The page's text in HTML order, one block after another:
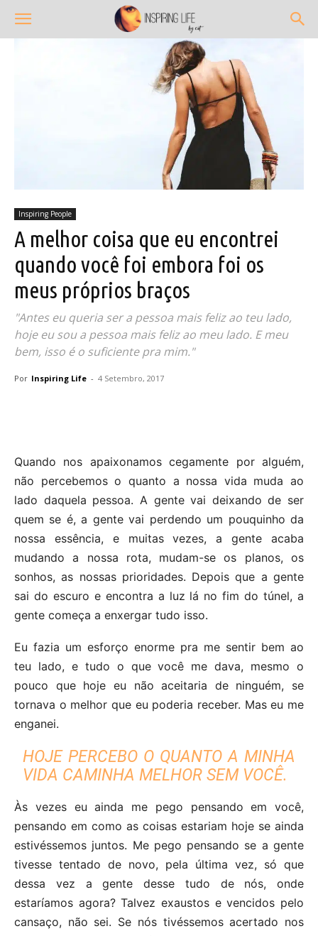
Inspiring People
A melhor coisa que eu encontrei
quando você foi embora foi os
meus próprios braços
"Antes eu queria ser a pessoa mais feliz ao teu lado,
hoje eu sou a pessoa mais feliz ao meu lado. E meu
bem, isso é o suficiente pra mim."
Por Inspiring Life - 4 Setembro, 2017
Quando nos apaixonamos cegamente por alguém,
não percebemos o quanto a nossa vida muda ao
lado daquela pessoa. A gente vai deixando de ser
quem se é, a gente vai perdendo um pouquinho da
nossa essência, e muitas vezes, a gente acaba
mudando a nossa rota, mudam-se os planos, os
sonhos, as nossas prioridades. Depois que a gente
sai do escuro e encontra a luz lá no fim do túnel, a
gente começa a enxergar tudo isso.
Eu fazia um esforço enorme pra me sentir bem ao
teu lado, e tudo o que você me dava, mesmo o
pouco que hoje eu não aceitaria de ninguém, se
tornava o melhor que eu poderia receber. Mas eu me
enganei.
HOJE PERCEBO O QUANTO A MINHA
VIDA CAMINHA MELHOR SEM VOCÊ.
Às vezes eu ainda me pego pensando em você,
pensando em como as coisas estariam hoje se ainda
estivéssemos juntos. Me pego pensando se a gente
tivesse tentado de novo, pela última vez, só que
dessa vez a gente desse tudo de nós, onde
estaríamos agora? Talvez exaustos e vencidos pelo
cansaço, não sei. Se nós tivéssemos acertado nos